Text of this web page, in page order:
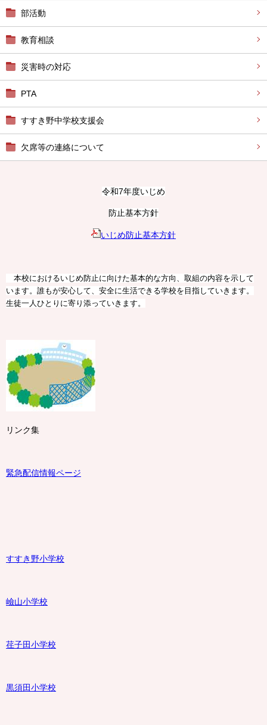
部活動
教育相談
災害時の対応
PTA
すすき野中学校支援会
欠席等の連絡について
令和7年度いじめ
防止基本方針
いじめ防止基本方針
本校におけるいじめ防止に向けた基本的な方向、取組の内容を示して
います。誰もが安心して、安全に生活できる学校を目指していきます。
生徒一人ひとりに寄り添っていきます。
リンク集
緊急配信情報ページ
すすき野小学校
嶮山小学校
荏子田小学校
黒須田小学校